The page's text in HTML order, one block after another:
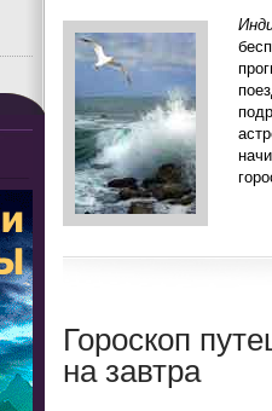
Гороскоп
на завтра